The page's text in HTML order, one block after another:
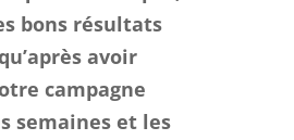
bons résultats
avoir
campagne
semaines et les